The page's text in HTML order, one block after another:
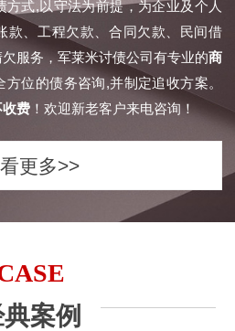
方式,以守法为前提，为企业及个人
款、工程欠款、合同欠款、民间借
服务，军莱米讨债公司有专业的商
方位的债务咨询,并制定追收方案。
费 ！欢迎新老客户来电咨询！
更多>>
案例